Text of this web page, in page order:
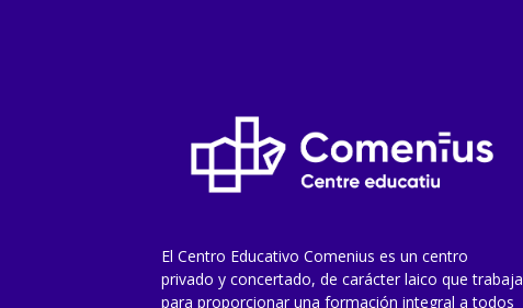
El Centro Educativo Comenius es un centro
privado y concertado, de carácter laico que trabaja
para proporcionar una formación integral a todos